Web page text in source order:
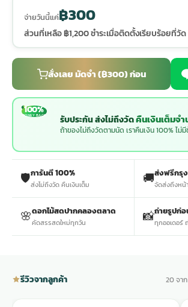
ดอกไม้งานศพ ส่งด่วน
ดอกไม้งานศพ กรุงเทพ
ดอกไม้งานศพ ปากคลองตลาด
ดอกไม้งานศพ ราคาถูก
จัดดอกไม้งานศพ ราคา
พวงหรีดดอกไม้สด
พวงหรีดดอกไม้สด ราคาถูก
สั่งพวงหรีด ออนไลน์
ร้านพวงหรีด กรุงเทพ ส่งฟรี
พวงหรีด ปากคลองตลาด ราคา
ม้หน้าเมรุ
ะดับเมรุ
มรุ ออนไลน์
มรุ ส่งด่วน
น้าเมรุ กรุงเทพ
จ่ายวันนี้แค่฿300
ส่วนที่เหลือ ฿1,200 ชำระเมื่อติดตั้งเรียบร้อยที่วัด
สั่งเลย มัดจำ (฿300) ก่อน
100%
MONEY BACK รับประกัน ส่งไม่ถึงวัดคืนเงินเต็มจำ
ถ้าของไม่ถึงวัดตามนัด เราคืนเงิน 100% ไม่
🛡️การันตี 100%
ส่งไม่ถึงวัด คืนเงินเต็ม 🚚ส่งฟรีกรุ
จัดส่งถึงหน้
🌸ดอกไม้สดปากคลองตลาด
คัดสรรสดใหม่ทุกวัน 📸ถ่ายรูปก่
ทุกออเดอร์
รีวิวจากลูกค้า 20 จา